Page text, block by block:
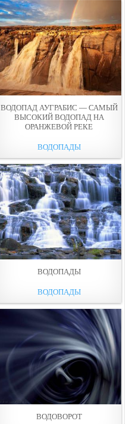
ВОДОПАД АУГРАБИС — САМЫЙ
ВЫСОКИЙ ВОДОПАД НА
ОРАНЖЕВОЙ РЕКЕ
ВОДОПАДЫ
ВОДОПАДЫ
ВОДОПАДЫ
ВОДОВОРОТ